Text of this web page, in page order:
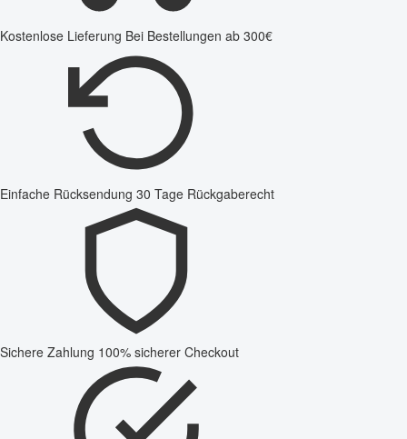
Kostenlose Lieferung Bei Bestellungen ab 300€
Einfache Rücksendung 30 Tage Rückgaberecht
Sichere Zahlung 100% sicherer Checkout